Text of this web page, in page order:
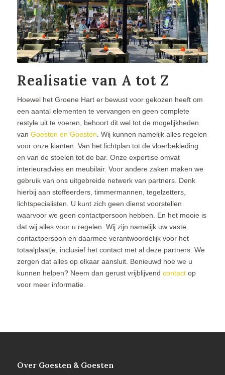
Realisatie van A tot Z
Hoewel het Groene Hart er bewust voor gekozen heeft om
een aantal elementen te vervangen en geen complete
restyle uit te voeren, behoort dit wel tot de mogelijkheden
van Goesten en Goesten . Wij kunnen namelijk alles regelen
voor onze klanten. Van het lichtplan tot de vloerbekleding
en van de stoelen tot de bar. Onze expertise omvat
interieuradvies en meubilair. Voor andere zaken maken we
gebruik van ons uitgebreide netwerk van partners. Denk
hierbij aan stoffeerders, timmermannen, tegelzetters,
lichtspecialisten. U kunt zich geen dienst voorstellen
waarvoor we geen contactpersoon hebben. En het mooie is
dat wij alles voor u regelen. Wij zijn namelijk uw vaste
contactpersoon en daarmee verantwoordelijk voor het
totaalplaatje, inclusief het contact met al deze partners. We
zorgen dat alles op elkaar aansluit. Benieuwd hoe we u
kunnen helpen? Neem dan gerust vrijblijvend contactop
voor meer informatie.
Over Goesten & Goesten